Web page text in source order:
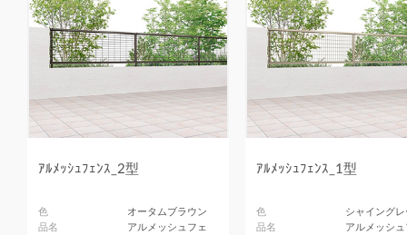
ｱﾙﾒｯｼｭﾌｪﾝｽ_2型
色
オータムブラウン
品名
アルメッシュフェ
ｱﾙﾒｯｼｭﾌｪﾝｽ_1型
色
シャイング
品名
アルメッシ